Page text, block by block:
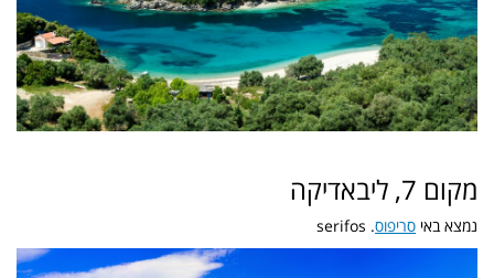
מקום 7, ליבאדיקה
נמצא באי סריפוס. serifos